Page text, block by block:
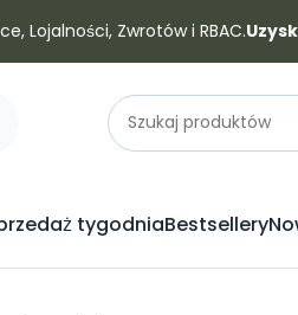
Lojalności, Zwrotów i RBAC.
Szukaj produktów
tygodniaBestsellery